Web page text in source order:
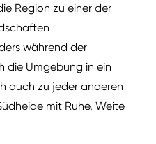
Region zu einer der
während der
die Umgebung in ein
auch zu jeder anderen
mit Ruhe, Weite